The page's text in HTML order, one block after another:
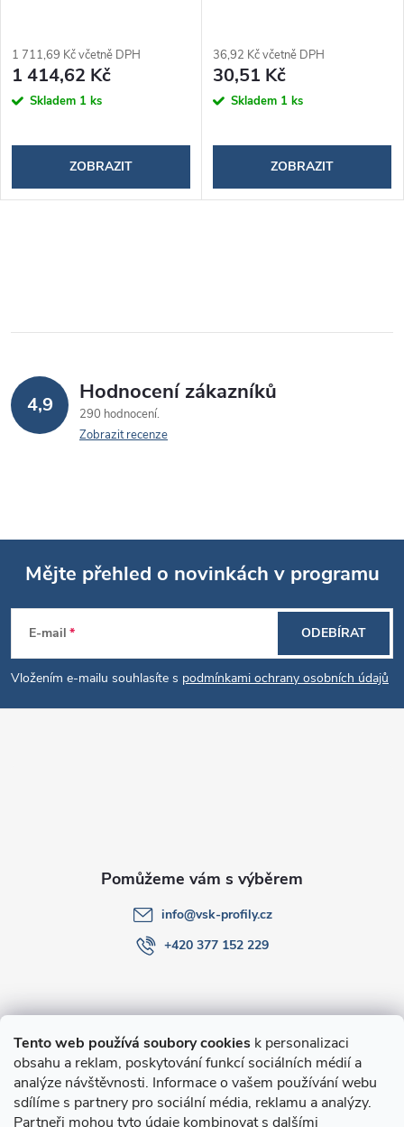
Tento web používá soubory cookies k personalizaci
obsahu a reklam, poskytování funkcí sociálních médií a
analýze návštěvnosti. Informace o vašem používání webu
sdílíme s partnery pro sociální média, reklamu a analýzy.
Partneři mohou tyto údaje kombinovat s dalšími
1 711,69 Kč včetně DPH
1 414,62 Kč
Skladem 1 ks
ZOBRAZIT
36,92 Kč včetně DPH
30,51 Kč
Skladem 1 ks
ZOBRAZIT
4,9 Hodnocení zákazníků
290 hodnocení
Zobrazit recenze
Z
á
p
Mějte přehled o novinkách v programu
E-mail
Vložením e-mailu souhlasíte s podmínkami ochrany osobních údajů
ODEBÍRAT
O nákupu
info@vsk-profily.cz
+420 377 152 229